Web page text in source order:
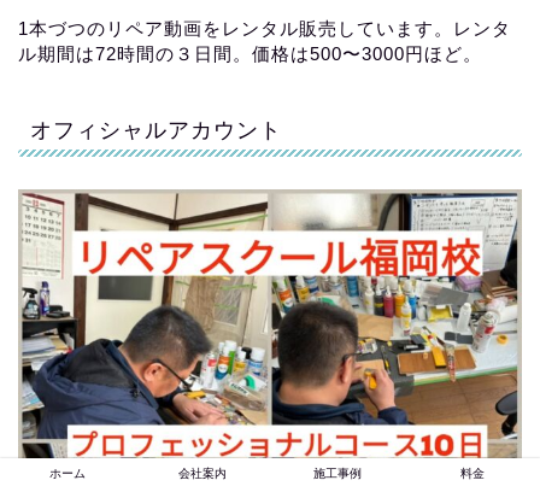
1本づつのリペア動画をレンタル販売しています。レンタ
ル期間は72時間の３日間。価格は500〜3000円ほど。
オフィシャルアカウント
ホーム 会社案内 施工事例 料金